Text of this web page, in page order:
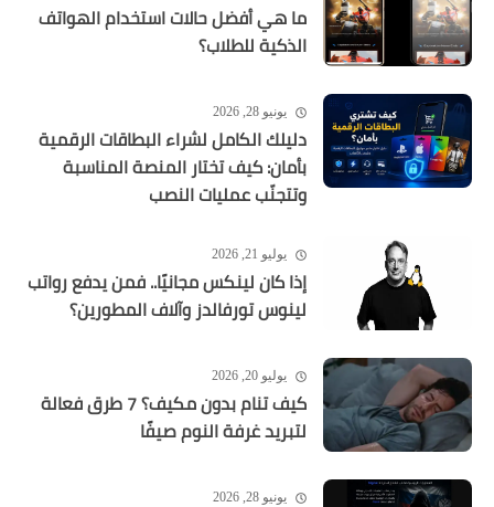
ما هي أفضل حالات استخدام الهواتف
الذكية للطلاب؟
يونيو 28, 2026
دليلك الكامل لشراء البطاقات الرقمية
بأمان: كيف تختار المنصة المناسبة
وتتجنّب عمليات النصب
يوليو 21, 2026
إذا كان لينكس مجانيًا.. فمن يدفع رواتب
لينوس تورفالدز وآلاف المطورين؟
يوليو 20, 2026
كيف تنام بدون مكيف؟ 7 طرق فعالة
لتبريد غرفة النوم صيفًا
يونيو 28, 2026